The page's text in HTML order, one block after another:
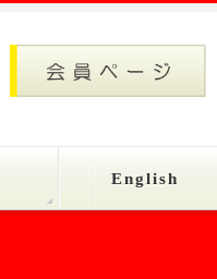
English